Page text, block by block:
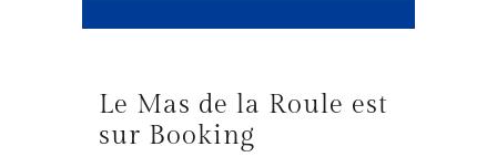
Le Mas de la Roule est
sur Booking